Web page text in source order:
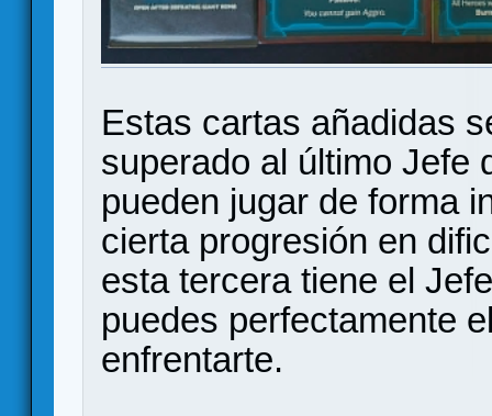
Estas cartas añadidas
superado al último Jefe
pueden jugar de forma
cierta progresión en
esta tercera tiene el
puedes perfectamente
enfrentarte.